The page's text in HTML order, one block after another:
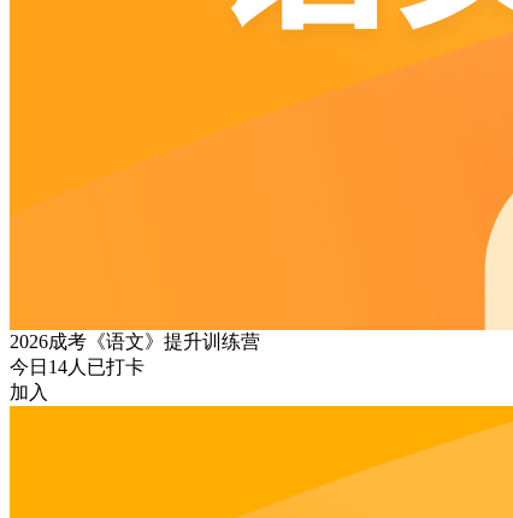
2026成考《语文》提升训练营
今日 14人已打卡
加入